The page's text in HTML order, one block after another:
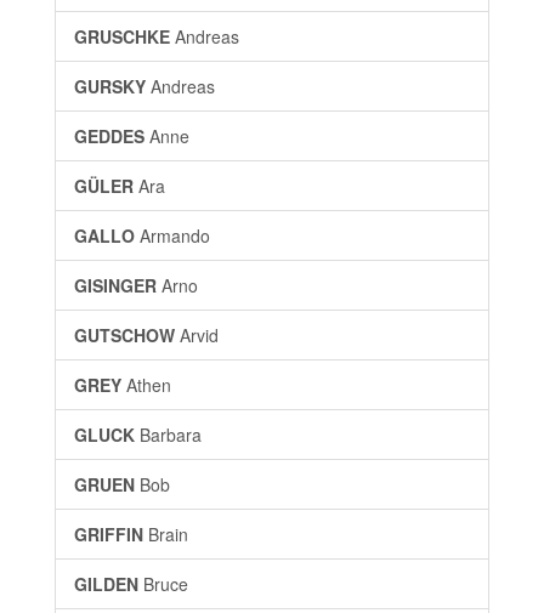
GRUSCHKE Andreas
GURSKY Andreas
GEDDES Anne
GÜLER Ara
GALLO Armando
GISINGER Arno
GUTSCHOW Arvid
GREY Athen
GLUCK Barbara
GRUEN Bob
GRIFFIN Brain
GILDEN Bruce